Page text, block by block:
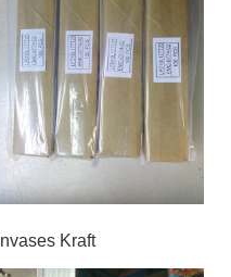
Kraft